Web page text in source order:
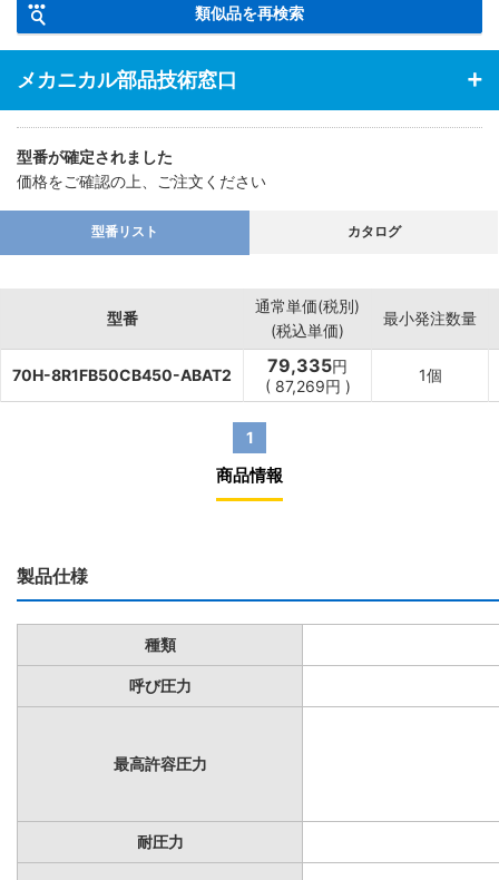
類似品を再検索
メカニカル部品技術窓口
型番が確定されました
価格をご確認の上、ご注文ください
型番リスト カタログ
型番
通常単価(税別)
(税込単価)
最小発注数量
70H-8R1FB50CB450-ABAT2 79,335円
( 87,269円 )
1個
1
商品情報
製品仕様
種類
呼び圧力
最高許容圧力
耐圧力